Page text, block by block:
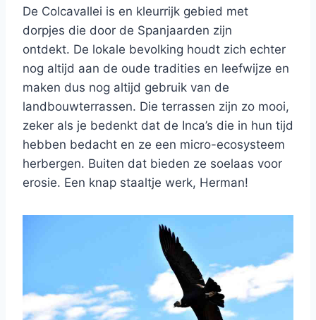
De Colcavallei is en kleurrijk gebied met
dorpjes die door de Spanjaarden zijn
ontdekt. De lokale bevolking houdt zich echter
nog altijd aan de oude tradities en leefwijze en
maken dus nog altijd gebruik van de
landbouwterrassen. Die terrassen zijn zo mooi,
zeker als je bedenkt dat de Inca’s die in hun tijd
hebben bedacht en ze een micro-ecosysteem
herbergen. Buiten dat bieden ze soelaas voor
erosie. Een knap staaltje werk, Herman!